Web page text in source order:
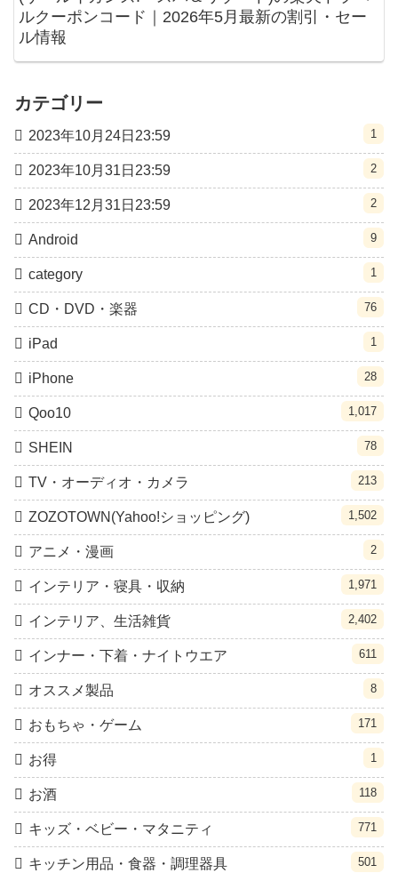
ルクーポンコード｜2026年5月最新の割引・セー
ル情報
カテゴリー
2023年10月24日23:59 1
2023年10月31日23:59 2
2023年12月31日23:59 2
Android 9
category 1
CD・DVD・楽器 76
iPad 1
iPhone 28
Qoo10 1,017
SHEIN 78
TV・オーディオ・カメラ 213
ZOZOTOWN(Yahoo!ショッピング) 1,502
アニメ・漫画 2
インテリア・寝具・収納 1,971
インテリア、生活雑貨 2,402
インナー・下着・ナイトウエア 611
オススメ製品 8
おもちゃ・ゲーム 171
お得 1
お酒 118
キッズ・ベビー・マタニティ 771
キッチン用品・食器・調理器具 501